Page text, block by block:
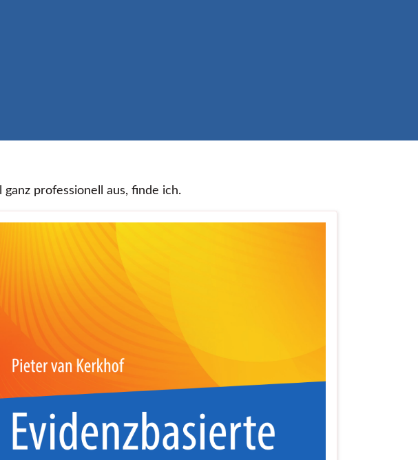
professionell aus, finde ich.